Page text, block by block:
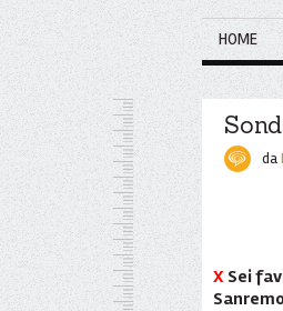
HOME
da
X Sei